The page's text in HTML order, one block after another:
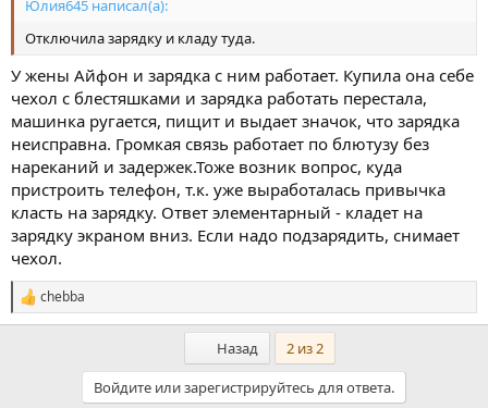
Юлия645 написал(а):
Отключила зарядку и кладу туда.
У жены Айфон и зарядка с ним работает. Купила она себе
чехол с блестяшками и зарядка работать перестала,
машинка ругается, пищит и выдает значок, что зарядка
неисправна. Громкая связь работает по блютузу без
нареканий и задержек.Тоже возник вопрос, куда
пристроить телефон, т.к. уже выработалась привычка
класть на зарядку. Ответ элементарный - кладет на
зарядку экраном вниз. Если надо подзарядить, снимает
чехол.
С
и
chebba
ПервыйНазад
2 из 2
Войдите или зарегистрируйтесь для ответа.